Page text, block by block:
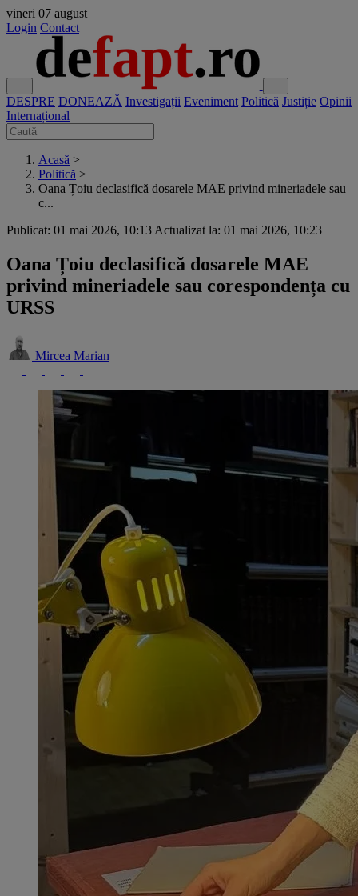
vineri 07 august
Login Contact
DESPRE DONEAZĂ Investigații Eveniment Politică Justiție Opinii
Internațional
Acasă >
Politică >
Oana Țoiu declasifică dosarele MAE privind mineriadele sau
c...
Publicat: 01 mai 2026, 10:13 Actualizat la: 01 mai 2026, 10:23
Oana Țoiu declasifică dosarele MAE
privind mineriadele sau corespondența cu
URSS
Mircea Marian